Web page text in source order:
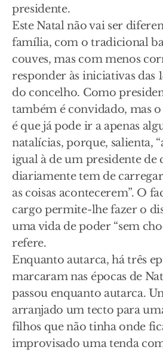
presidente.
Este Natal não vai ser
família, com o tradicional
couves, mas com menos
responder às iniciativas das
do concelho. Como
também é convidado, mas
é que já pode ir a apenas
natalícias, porque, salienta,
igual à de um presidente de
diariamente tem de
as coisas acontecerem”. O
cargo permite-lhe fazer o
uma vida de poder “sem
refere.
Enquanto autarca, há três
marcaram nas épocas de
passou enquanto autarca.
arranjado um tecto para
filhos que não tinha onde
improvisado uma tenda